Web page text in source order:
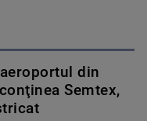
din
Semtex,